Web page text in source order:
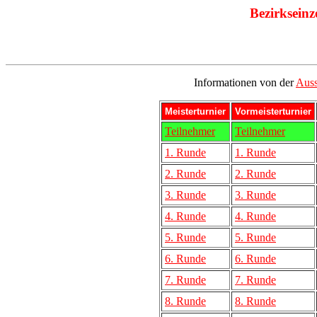
Informationen von der
Meisterturnier Vormeisterturnier
Teilnehmer
Teilnehmer
1. Runde
1. Runde
2. Runde
2. Runde
3. Runde
3. Runde
4. Runde
4. Runde
5. Runde
5. Runde
6. Runde
6. Runde
7. Runde
7. Runde
8. Runde
8. Runde